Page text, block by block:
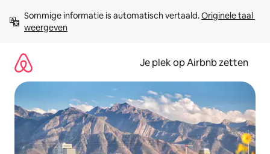
direct
naar
Sommige informatie is automatisch vertaald. Originele taal
weergeven
Je plek op Airbnb zetten